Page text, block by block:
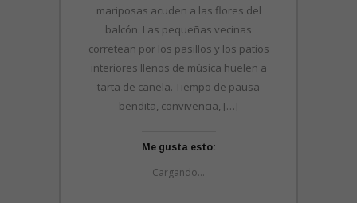
mariposas acuden a las flores del
balcón. Las pequeñas vecinas
corretean por los pasillos y los patios
interiores llenos de música huelen a
tarta de canela. Tiempo de pausa
bendita, convivencia, […]
Me gusta esto:
Cargando...